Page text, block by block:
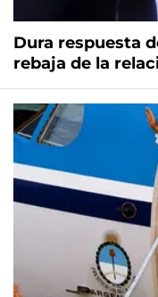
Dura respuesta
rebaja de la